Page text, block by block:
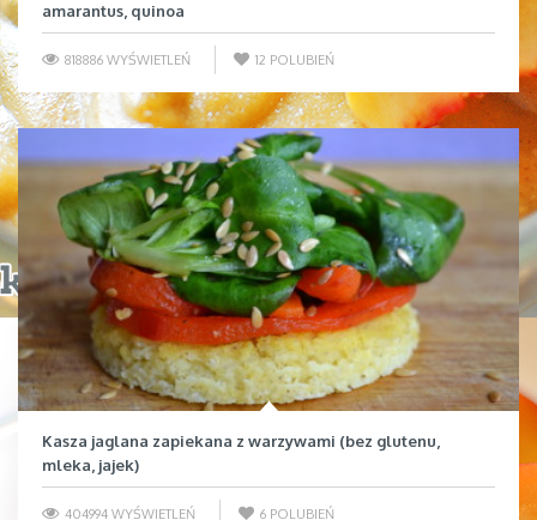
amarantus, quinoa
818886 WYŚWIETLEŃ 12 POLUBIEŃ
Kasza jaglana zapiekana z warzywami (bez glutenu,
mleka, jajek)
404994 WYŚWIETLEŃ 6 POLUBIEŃ